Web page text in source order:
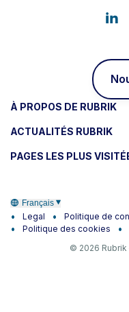
À PROPOS DE RUBRIK
ACTUALITÉS RUBRIK
PAGES LES PLUS
Français
Legal Politique de
Politique des cookies
© 2026 Rubrik